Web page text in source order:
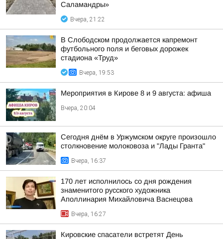
Саламандры»
Вчера, 21:22
В Слободском продолжается капремонт
футбольного поля и беговых дорожек
стадиона «Труд»
Вчера, 19:53
Мероприятия в Кирове 8 и 9 августа: афиша
Вчера, 20:04
Сегодня днём в Уржумском округе произошло
столкновение молоковоза и "Лады Гранта"
Вчера, 16:37
170 лет исполнилось со дня рождения
знаменитого русского художника
Аполлинария Михайловича Васнецова
Вчера, 16:27
Кировские спасатели встретят День